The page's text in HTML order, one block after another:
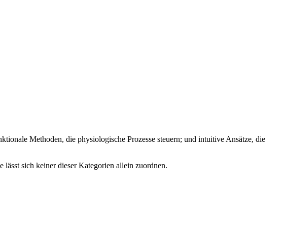
Methoden, die physiologische Prozesse steuern; und intuitive Ansätze, die
lässt sich keiner dieser Kategorien allein zuordnen.